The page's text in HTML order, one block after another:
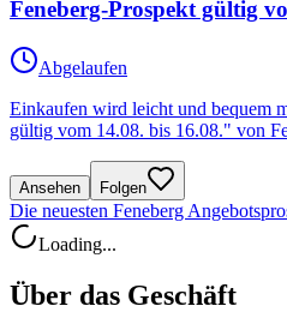
Feneberg-Prospekt gültig
Abgelaufen
Einkaufen wird leicht und bequem
gültig vom 14.08. bis 16.08." von
Ansehen Folgen
Die neuesten Feneberg
Loading...
Über das Geschäft